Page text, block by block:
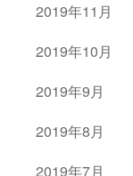
2019年11月
2019年10月
2019年9月
2019年8月
2019年7月